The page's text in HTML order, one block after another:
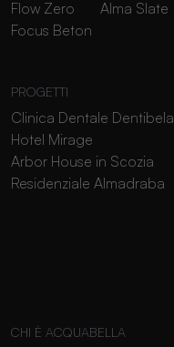
Flow Zero
Focus Beton
Alma Slate
PROGETTI
Clinica Dentale Dentibela
Hotel Mirage
Arbor House in Scozia
Residenziale Almadraba
CHI È ACQUABELLA